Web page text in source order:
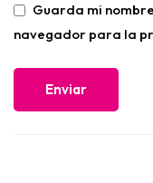
Guarda mi
navegador para la